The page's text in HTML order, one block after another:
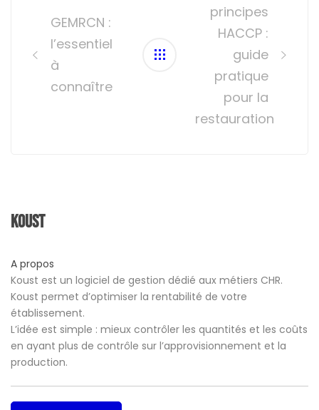
GEMRCN :
l’essentiel
à
connaître
principes
HACCP :
guide
pratique
pour la
restauration
Koust
A propos
Koust est un logiciel de gestion dédié aux métiers CHR.
Koust permet d’optimiser la rentabilité de votre
établissement.
L’idée est simple : mieux contrôler les quantités et les coûts
en ayant plus de contrôle sur l’approvisionnement et la
production.